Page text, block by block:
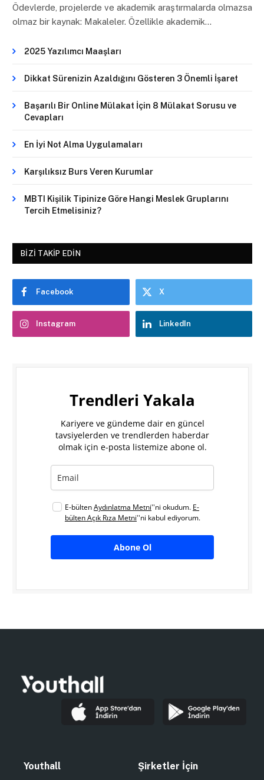
Ödevlerde, projelerde ve akademik araştırmalarda olmazsa
olmaz bir kaynak: Makaleler. Özellikle akademik…
2025 Yazılımcı Maaşları
Dikkat Sürenizin Azaldığını Gösteren 3 Önemli İşaret
Başarılı Bir Online Mülakat İçin 8 Mülakat Sorusu ve
Cevapları
En İyi Not Alma Uygulamaları
Karşılıksız Burs Veren Kurumlar
MBTI Kişilik Tipinize Göre Hangi Meslek Gruplarını
Tercih Etmelisiniz?
BIZI TAKIP EDIN
Facebook X
Instagram LinkedIn
Trendleri Yakala
Kariyere ve gündeme dair en güncel
tavsiyelerden ve trendlerden haberdar
olmak için e-posta listemize abone ol.
E-bültenAydınlatma Metni''ni okudum. E-
bülten Açık Rıza Metni''ni kabul ediyorum.
Abone Ol
Youthall Şirketler İçin